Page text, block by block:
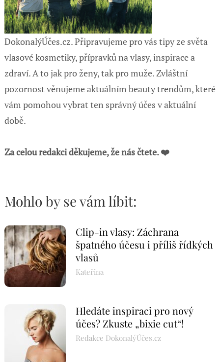
DokonalýÚčes.cz. Připravujeme pro vás tipy ze světa
vlasové kosmetiky, přípravků na vlasy, inspirace a
zdraví. A to jak pro ženy, tak pro muže. Zvláštní
pozornost věnujeme aktuálním beauty trendům, které
vám pomohou vybrat ten správný účes v aktuální
době.
Za celou redakci děkujeme, že nás čtete. ❤️
Mohlo by se vám líbit:
Clip-in vlasy: Záchrana
špatného účesu i příliš řídkých
vlasů
Kateřina
Hledáte inspiraci pro nový
účes? Zkuste „bixie cut“!
Redakce DokonalýÚčes.cz